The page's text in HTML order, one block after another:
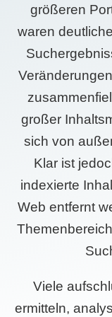
größeren
waren
großer
sich von
Klar ist
indexierte
Web entfernt
Viele
ermitteln,